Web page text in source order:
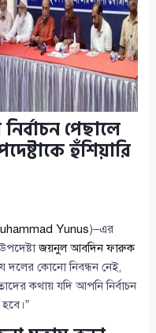
পেছালে
হুঁশিয়ারি
Yunus)–এর
জয়নুল আবদিন ফারুক
দলের কোনো নিবন্ধন নেই,
কথায় যদি আপনি নির্বাচন